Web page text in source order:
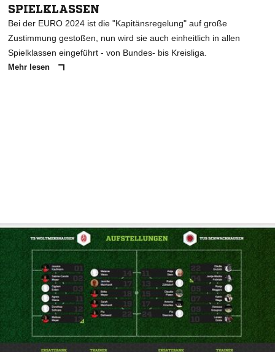
SPIELKLASSEN
Bei der EURO 2024 ist die "Kapitänsregelung" auf große
Zustimmung gestoßen, nun wird sie auch einheitlich in allen
Spielklassen eingeführt - von Bundes- bis Kreisliga.
Mehr lesen